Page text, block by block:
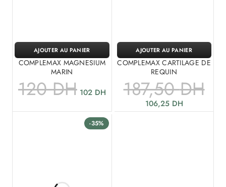
COMPLEMAX MAGNESIUM
MARIN
120DH 102 DH
AJOUTER AU PANIER
COMPLEMAX CARTILAGE DE
REQUIN
187,50DH
106,25 DH
AJOUTER AU PANIER
-35%